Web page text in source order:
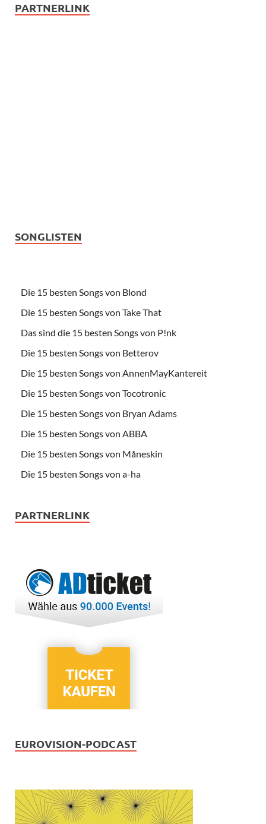
PARTNERLINK
SONGLISTEN
Die 15 besten Songs von Blond
Die 15 besten Songs von Take That
Das sind die 15 besten Songs von P!nk
Die 15 besten Songs von Betterov
Die 15 besten Songs von AnnenMayKantereit
Die 15 besten Songs von Tocotronic
Die 15 besten Songs von Bryan Adams
Die 15 besten Songs von ABBA
Die 15 besten Songs von Måneskin
Die 15 besten Songs von a-ha
PARTNERLINK
EUROVISION-PODCAST